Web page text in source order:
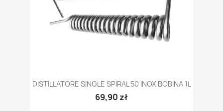
DISTILLATORE SINGLE SPIRAL 50 INOX BOBINA 1L
69,90 zł